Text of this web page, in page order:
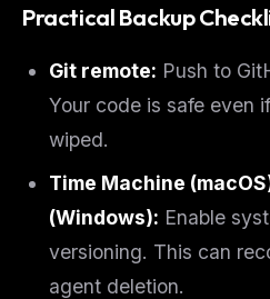
Practical Backup
Git remote: Push to
Your code is safe even
wiped.
Time Machine
(Windows): Enable
versioning. This can
agent deletion.